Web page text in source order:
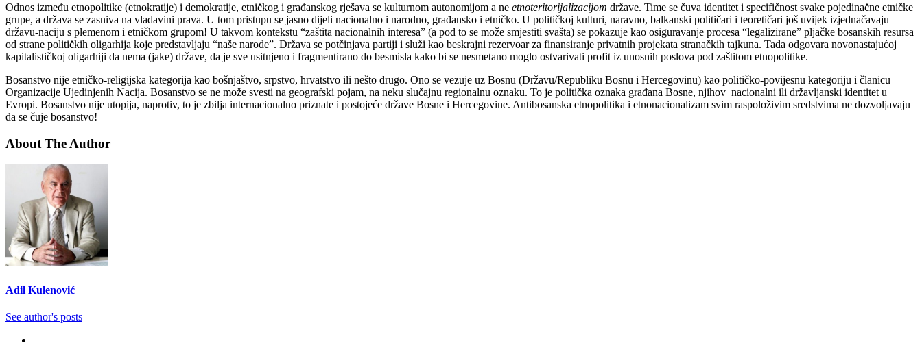
Odnos između etnopolitike (etnokratije) i demokratije, etničkog i građanskog rješava se kulturnom autonomijom a ne etnoteritorijalizacijom države. Time se čuva identitet i specifičnost svake pojedinačne etničke
grupe, a država se zasniva na vladavini prava. U tom pristupu se jasno dijeli nacionalno i narodno, građansko i etničko. U političkoj kulturi, naravno, balkanski političari i teoretičari još uvijek izjednačavaju
državu-naciju s plemenom i etničkom grupom! U takvom kontekstu “zaštita nacionalnih interesa” (a pod to se može smjestiti svašta) se pokazuje kao osiguravanje procesa “legalizirane” pljačke bosanskih resursa
od strane političkih oligarhija koje predstavljaju “naše narode”. Država se potčinjava partiji i služi kao beskrajni rezervoar za finansiranje privatnih projekata stranačkih tajkuna. Tada odgovara novonastajućoj
kapitalističkoj oligarhiji da nema (jake) države, da je sve usitnjeno i fragmentirano do besmisla kako bi se nesmetano moglo ostvarivati profit iz unosnih poslova pod zaštitom etnopolitike.
Bosanstvo nije etničko-religijska kategorija kao bošnjaštvo, srpstvo, hrvatstvo ili nešto drugo. Ono se vezuje uz Bosnu (Državu/Republiku Bosnu i Hercegovinu) kao političko-povijesnu kategoriju i članicu
Organizacije Ujedinjenih Nacija. Bosanstvo se ne može svesti na geografski pojam, na neku slučajnu regionalnu oznaku. To je politička oznaka građana Bosne, njihov nacionalni ili državljanski identitet u
Evropi. Bosanstvo nije utopija, naprotiv, to je zbilja internacionalno priznate i postojeće države Bosne i Hercegovine. Antibosanska etnopolitika i etnonacionalizam svim raspoloživim sredstvima ne dozvoljavaju
da se čuje bosanstvo!
About The Author
Adil Kulenović
See author's posts